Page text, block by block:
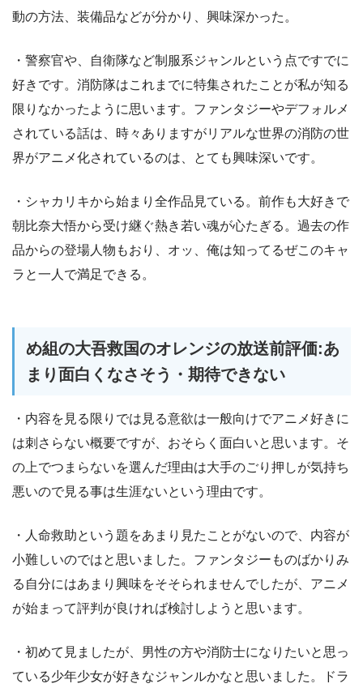
動の方法、装備品などが分かり、興味深かった。
・警察官や、自衛隊など制服系ジャンルという点ですでに
好きです。消防隊はこれまでに特集されたことが私が知る
限りなかったように思います。ファンタジーやデフォルメ
されている話は、時々ありますがリアルな世界の消防の世
界がアニメ化されているのは、とても興味深いです。
・シャカリキから始まり全作品見ている。前作も大好きで
朝比奈大悟から受け継ぐ熱き若い魂が心たぎる。過去の作
品からの登場人物もおり、オッ、俺は知ってるぜこのキャ
ラと一人で満足できる。
め組の大吾救国のオレンジの放送前評価:あ
まり面白くなさそう・期待できない
・内容を見る限りでは見る意欲は一般向けでアニメ好きに
は刺さらない概要ですが、おそらく面白いと思います。そ
の上でつまらないを選んだ理由は大手のごり押しが気持ち
悪いので見る事は生涯ないという理由です。
・人命救助という題をあまり見たことがないので、内容が
小難しいのではと思いました。ファンタジーものばかりみ
る自分にはあまり興味をそそられませんでしたが、アニメ
が始まって評判が良ければ検討しようと思います。
・初めて見ましたが、男性の方や消防士になりたいと思っ
ている少年少女が好きなジャンルかなと思いました。ドラ